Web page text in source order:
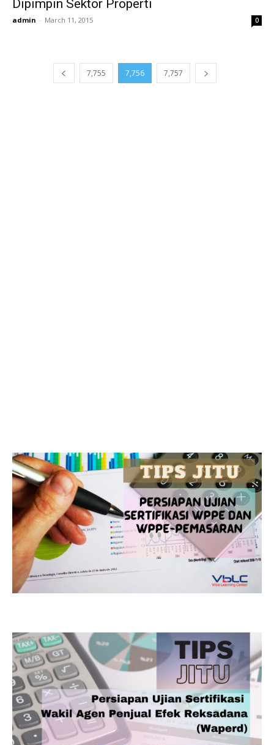
Dipimpin Sektor Properti
admin - March 11, 2015 0
7,755 7,756 7,757